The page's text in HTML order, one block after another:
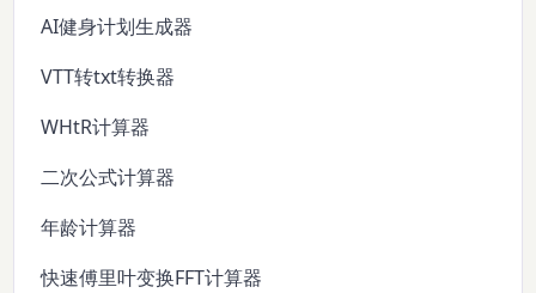
AI健身计划生成器
VTT转txt转换器
WHtR计算器
二次公式计算器
年龄计算器
快速傅里叶变换FFT计算器